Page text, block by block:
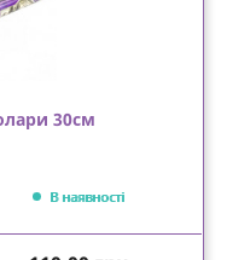
30см
В наявності